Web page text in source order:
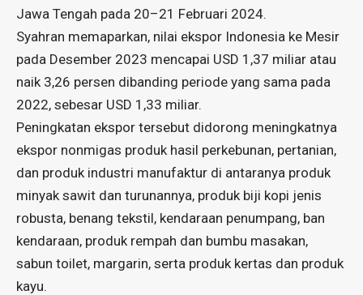
Jawa Tengah pada 20–21 Februari 2024.
Syahran memaparkan, nilai ekspor Indonesia ke Mesir
pada Desember 2023 mencapai USD 1,37 miliar atau
naik 3,26 persen dibanding periode yang sama pada
2022, sebesar USD 1,33 miliar.
Peningkatan ekspor tersebut didorong meningkatnya
ekspor nonmigas produk hasil perkebunan, pertanian,
dan produk industri manufaktur di antaranya produk
minyak sawit dan turunannya, produk biji kopi jenis
robusta, benang tekstil, kendaraan penumpang, ban
kendaraan, produk rempah dan bumbu masakan,
sabun toilet, margarin, serta produk kertas dan produk
kayu.